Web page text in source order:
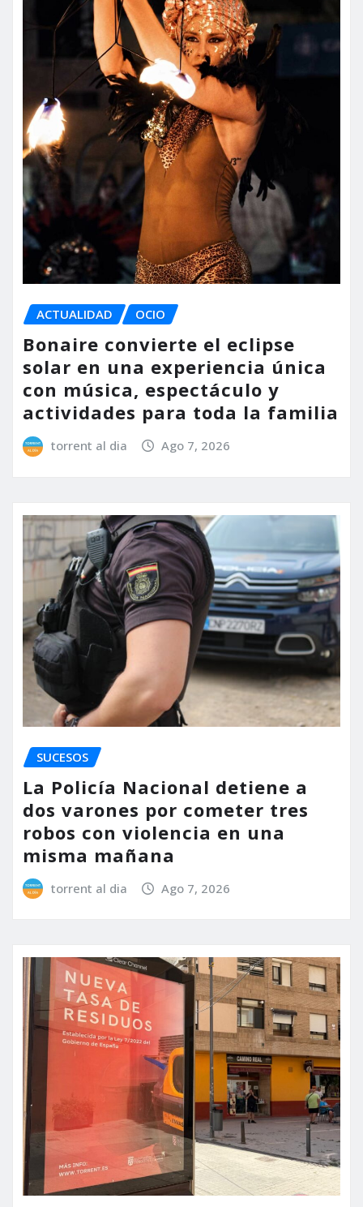
ACTUALIDAD OCIO
Bonaire convierte el eclipse
solar en una experiencia única
con música, espectáculo y
actividades para toda la familia
torrent al dia Ago 7, 2026
SUCESOS
La Policía Nacional detiene a
dos varones por cometer tres
robos con violencia en una
misma mañana
torrent al dia Ago 7, 2026